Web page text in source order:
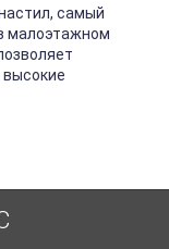
самый
малоэтажном